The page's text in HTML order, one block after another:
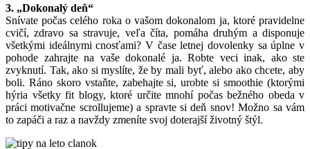
3. „Dokonalý deň“
Snívate počas celého roka o vašom dokonalom ja, ktoré pravidelne
cvičí, zdravo sa stravuje, veľa číta, pomáha druhým a disponuje
všetkými ideálnymi cnosťami? V čase letnej dovolenky sa úplne v
pohode zahrajte na vaše dokonalé ja. Robte veci inak, ako ste
zvyknutí. Tak, ako si myslíte, že by mali byť, alebo ako chcete, aby
boli. Ráno skoro vstaňte, zabehajte si, urobte si smoothie (ktorými
hýria všetky fit blogy, ktoré určite mnohí počas bežného obeda v
práci motivačne scrollujeme) a spravte si deň snov! Možno sa vám
to zapáči a raz a navždy zmeníte svoj doterajší životný štýl.